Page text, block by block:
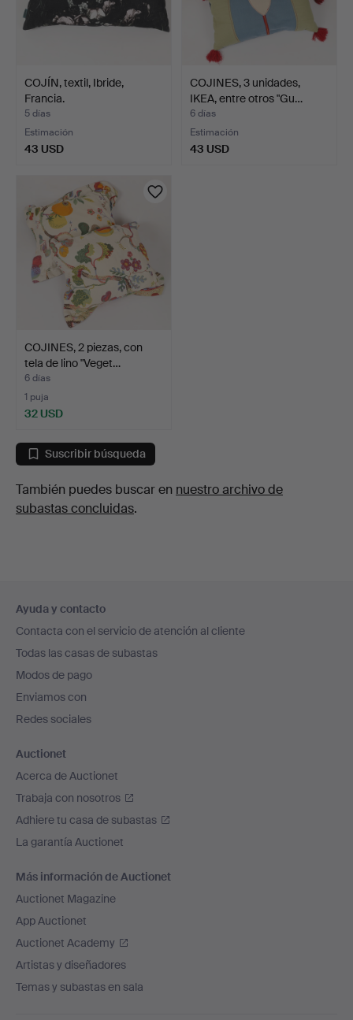
COJÍN, textil, Ibride,
Francia.
5 días
Estimación
43 USD
COJINES, 3 unidades,
IKEA, entre otros "Gu…
6 días
Estimación
43 USD
COJINES, 2 piezas, con
tela de lino "Veget…
6 días
1 puja
32 USD
Suscribir búsqueda
También puedes buscar en nuestro archivo de
subastas concluidas.
en
el
pie
de
página
Ayuda y contacto
Contacta con el servicio de atención al cliente
Todas las casas de subastas
Modos de pago
Enviamos con
Redes sociales
Auctionet
Acerca de Auctionet
Trabaja con nosotros
Adhiere tu casa de subastas
La garantía Auctionet
Más información de Auctionet
Auctionet Magazine
App Auctionet
Auctionet Academy
Artistas y diseñadores
Temas y subastas en sala